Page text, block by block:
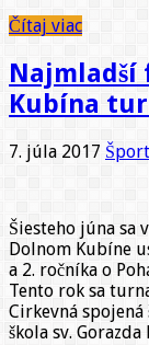
Čítaj viac
Kubína
7. júla 2017 Šport
Šiesteho júna sa
Dolnom Kubíne
a 2. ročníka o
Tento rok sa
Cirkevná
škola sv.